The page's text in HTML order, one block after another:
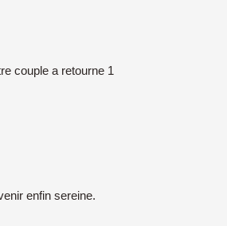
couple a retourne 1
enfin sereine.